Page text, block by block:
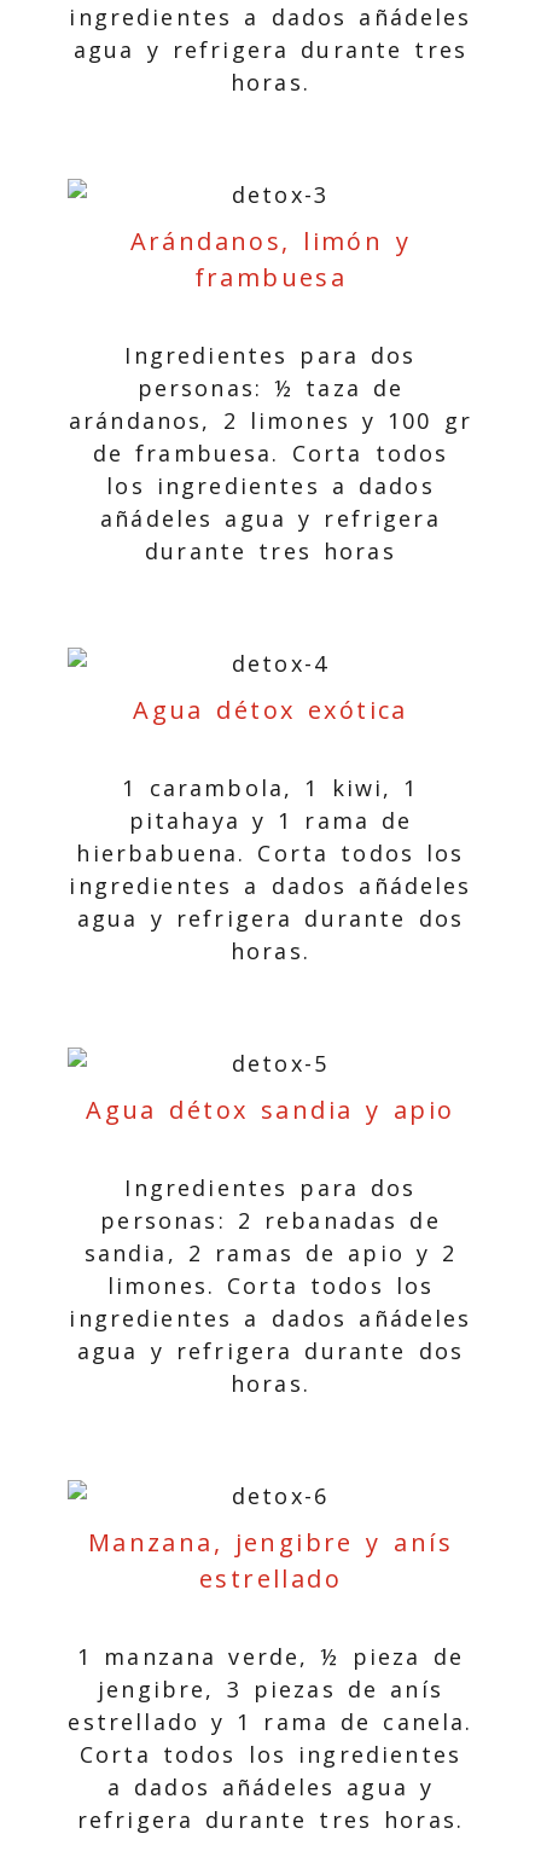
ingredientes a dados añádeles
agua y refrigera durante tres
horas.
Arándanos, limón y
frambuesa
Ingredientes para dos
personas: ½ taza de
arándanos, 2 limones y 100 gr
de frambuesa. Corta todos
los ingredientes a dados
añádeles agua y refrigera
durante tres horas
Agua détox exótica
1 carambola, 1 kiwi, 1
pitahaya y 1 rama de
hierbabuena. Corta todos los
ingredientes a dados añádeles
agua y refrigera durante dos
horas.
Agua détox sandia y apio
Ingredientes para dos
personas: 2 rebanadas de
sandia, 2 ramas de apio y 2
limones. Corta todos los
ingredientes a dados añádeles
agua y refrigera durante dos
horas.
Manzana, jengibre y anís
estrellado
1 manzana verde, ½ pieza de
jengibre, 3 piezas de anís
estrellado y 1 rama de canela.
Corta todos los ingredientes
a dados añádeles agua y
refrigera durante tres horas.